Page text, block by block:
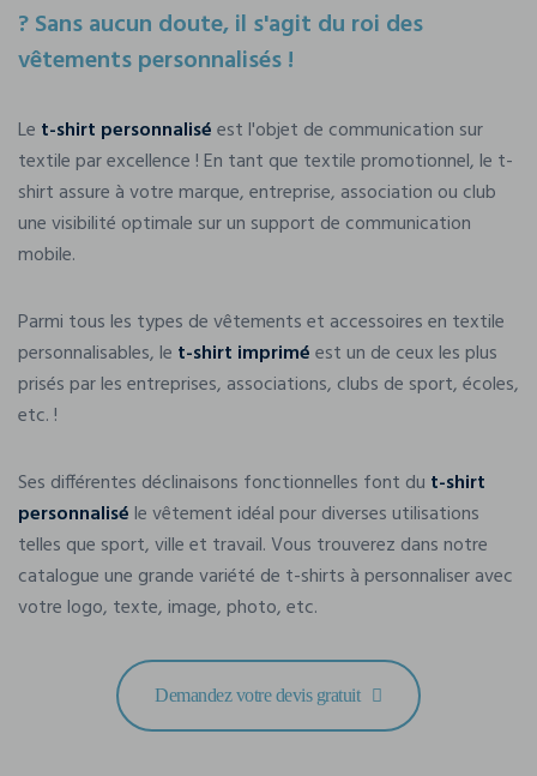
? Sans aucun doute, il s'agit du roi des
vêtements personnalisés !
Le t-shirt personnaliséest l'objet de communication sur
textile par excellence ! En tant que textile promotionnel, le t-
shirt assure à votre marque, entreprise, association ou club
une visibilité optimale sur un support de communication
mobile.
Parmi tous les types de vêtements et accessoires en textile
personnalisables, le t-shirt impriméest un de ceux les plus
prisés par les entreprises, associations, clubs de sport, écoles,
etc. !
Ses différentes déclinaisons fonctionnelles font du t-shirt
personnaliséle vêtement idéal pour diverses utilisations
telles que sport, ville et travail. Vous trouverez dans notre
catalogue une grande variété de t-shirts à personnaliser avec
votre logo, texte, image, photo, etc.
Demandez votre devis gratuit